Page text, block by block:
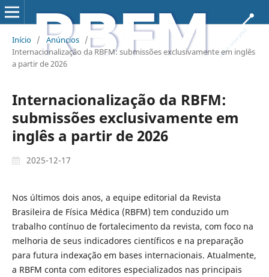
Início / Anúncios /
Internacionalização da RBFM: submissões exclusivamente em inglês
a partir de 2026
Internacionalização da RBFM:
submissões exclusivamente em
inglês a partir de 2026
2025-12-17
Nos últimos dois anos, a equipe editorial da Revista
Brasileira de Física Médica (RBFM) tem conduzido um
trabalho contínuo de fortalecimento da revista, com foco na
melhoria de seus indicadores científicos e na preparação
para futura indexação em bases internacionais. Atualmente,
a RBFM conta com editores especializados nas principais